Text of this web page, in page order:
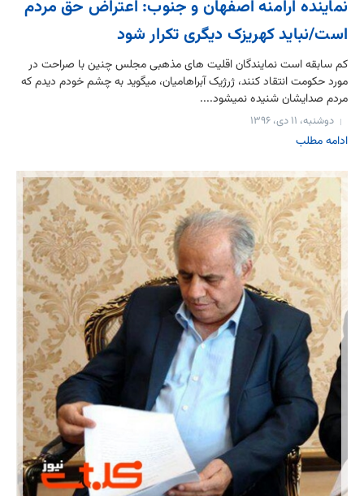
نماینده ارامنه اصفهان و جنوب: اعتراض حق مردم
است/نباید کهریزک دیگری تکرار شود
کم سابقه است نمایندگان اقلیت های مذهبی مجلس چنین با صراحت در
مورد حکومت انتقاد کنند، ژرژیک آبراهامیان، می‎گوید به چشم خودم دیدم که
مردم صدایشان شنیده نمی‏شود....
دوشنبه، ۱۱ دی، ۱۳۹۶
ادامه مطلب